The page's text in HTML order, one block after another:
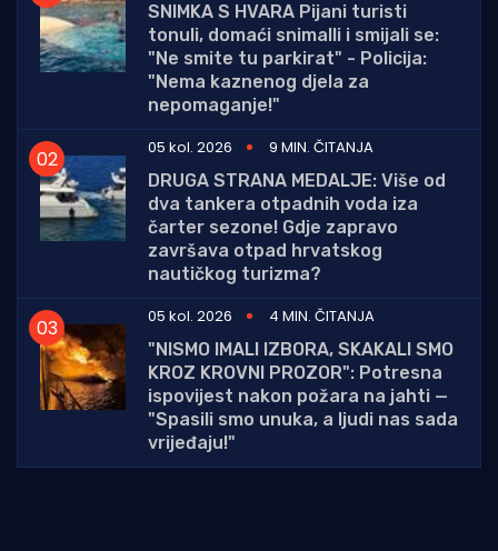
SNIMKA S HVARA Pijani turisti
tonuli, domaći snimalli i smijali se:
"Ne smite tu parkirat" - Policija:
"Nema kaznenog djela za
nepomaganje!"
05 kol. 2026
9 MIN. ČITANJA
DRUGA STRANA MEDALJE: Više od
dva tankera otpadnih voda iza
čarter sezone! Gdje zapravo
završava otpad hrvatskog
nautičkog turizma?
05 kol. 2026
4 MIN. ČITANJA
"NISMO IMALI IZBORA, SKAKALI SMO
KROZ KROVNI PROZOR": Potresna
ispovijest nakon požara na jahti —
"Spasili smo unuka, a ljudi nas sada
vrijeđaju!"